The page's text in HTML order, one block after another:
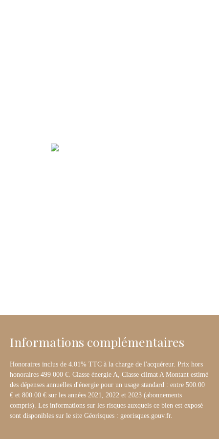
Informations complémentaires
Honoraires inclus de 4.01% TTC à la charge de l'acquéreur. Prix hors
honoraires 499 000 €. Classe énergie A, Classe climat A Montant estimé
des dépenses annuelles d'énergie pour un usage standard : entre 500.00
€ et 800.00 € sur les années 2021, 2022 et 2023 (abonnements
compris). Les informations sur les risques auxquels ce bien est exposé
sont disponibles sur le site Géorisques : georisques.gouv.fr.